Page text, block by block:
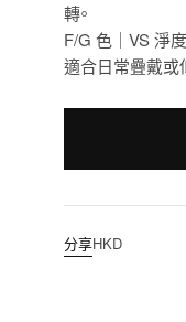
轉。
F/G 色｜VS 淨
適合日常疊戴或
分享HKD